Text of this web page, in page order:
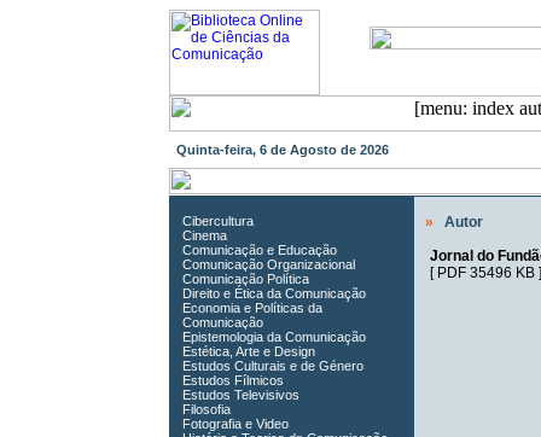
Quinta-feira, 6 de Agosto de 2026
Cibercultura
Cinema
Comunicação e Educação
Comunicação Organizacional
Comunicação Política
Direito e Ética da Comunicação
Economia e Políticas da
Comunicação
Epistemologia da Comunicação
Estética, Arte e Design
Estudos Culturais e de Género
Estudos Fílmicos
Estudos Televisivos
Filosofia
Fotografia e Video
»
Autor
Jornal do
[ PDF 35496 KB